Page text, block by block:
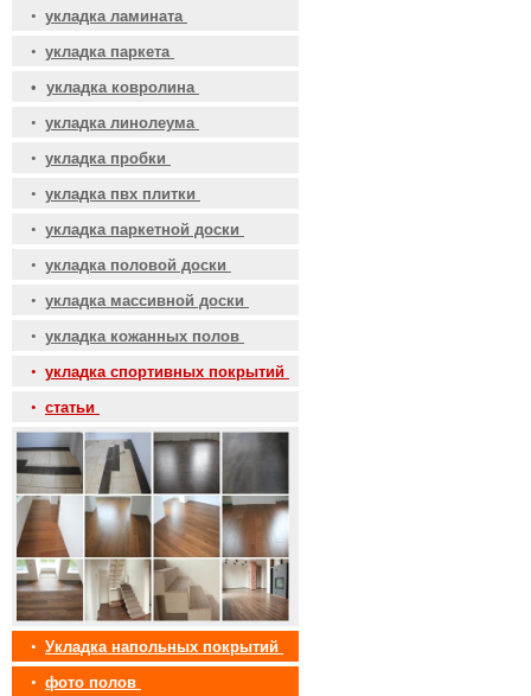
• укладка ламината
• укладка паркета
• укладка ковролина
• укладка линолеума
• укладка пробки
• укладка пвх плитки
• укладка паркетной доски
• укладка половой доски
• укладка массивной доски
• укладка кожанных полов
• укладка спортивных покрытий
• статьи
• Укладка напольных покрытий
• фото полов